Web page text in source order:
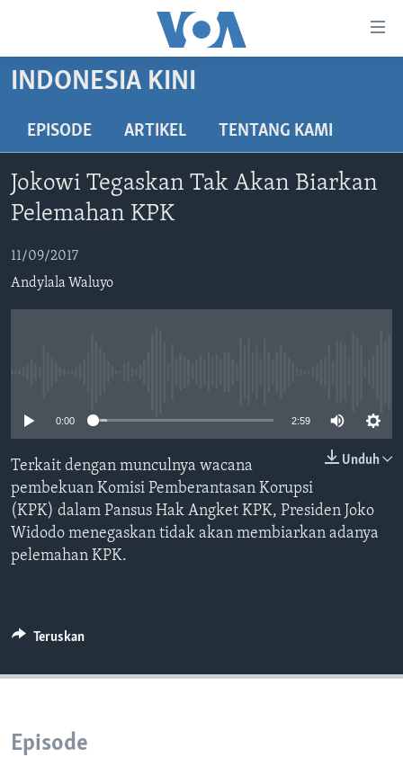
Akses
Utama
Lanjut
ke
Utama
Lanjut
DUNIA
POLYGRAPH
DAFTAR PROGRAM
Learning English
INDONESIA KINI
EPISODE ARTIKEL TENTANG KAMI
Jokowi Tegaskan Tak Akan Biarkan
Pelemahan KPK
11/09/2017
Andylala Waluyo
0:00 2:59
Unduh
Terkait dengan munculnya wacana
pembekuan Komisi Pemberantasan Korupsi
(KPK) dalam Pansus Hak Angket KPK, Presiden Joko
Widodo menegaskan tidak akan membiarkan adanya
pelemahan KPK.
Teruskan
Episode